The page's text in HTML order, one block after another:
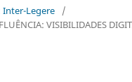
Inter-Legere
/
VISIBILIDADES